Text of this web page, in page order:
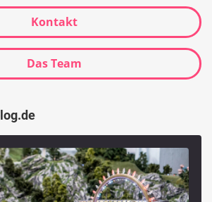
Kontakt
Das Team